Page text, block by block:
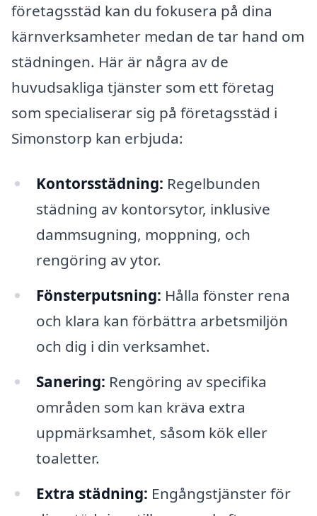
företagsstäd kan du fokusera på dina
kärnverksamheter medan de tar hand om
städningen. Här är några av de
huvudsakliga tjänster som ett företag
som specialiserar sig på företagsstäd i
Simonstorp kan erbjuda:
Kontorsstädning: Regelbunden
städning av kontorsytor, inklusive
dammsugning, moppning, och
rengöring av ytor.
Fönsterputsning: Hålla fönster rena
och klara kan förbättra arbetsmiljön
och dig i din verksamhet.
Sanering: Rengöring av specifika
områden som kan kräva extra
uppmärksamhet, såsom kök eller
toaletter.
Extra städning: Engångstjänster för